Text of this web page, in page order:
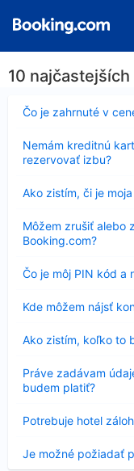
10
Čo je zahrnuté v
Nezobrazuje
sa
Nemám kreditnú
rezervovať izbu?
sa
Ako zistím, či je
sa
Môžem zrušiť alebo
Booking.com?
sa
Čo je môj PIN kód a
Nezobrazuje
sa
Kde môžem nájsť
sa
Ako zistím, koľko to
sa
Práve zadávam
budem platiť?
sa
Potrebuje hotel
sa
Je možné požiadať
sa